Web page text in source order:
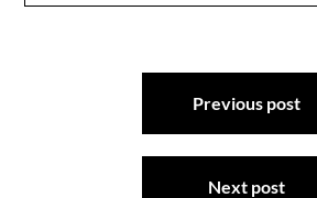
Previous post
Next post